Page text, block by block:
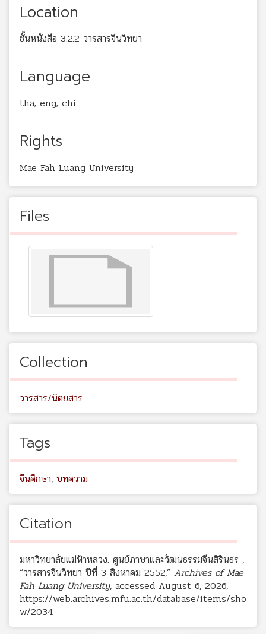
Location
ชั้นหนังสือ 3.2.2 วารสารจีนวิทยา
Language
tha; eng; chi
Rights
Mae Fah Luang University
Files
Collection
วารสาร/นิตยสาร
Tags
จีนศึกษา, บทความ
Citation
มหาวิทยาลัยแม่ฟ้าหลวง. ศูนย์ภาษาและวัฒนธรรมจีนสิรินธร ,
“วารสารจีนวิทยา ปีที่ 3 สิงหาคม 2552,” Archives of Mae
Fah Luang University, accessed August 6, 2026,
https://web.archives.mfu.ac.th/database/items/sho
w/2034.